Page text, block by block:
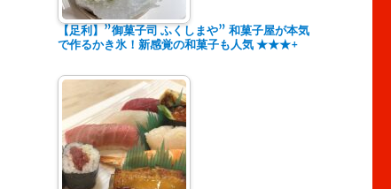
【足利】”御菓子司 ふくしまや” 和菓子屋が本気
で作るかき氷！新感覚の和菓子も人気 ★★★+